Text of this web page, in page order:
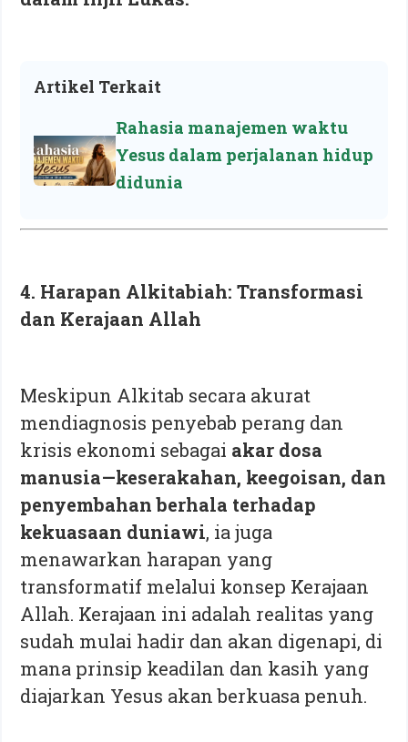
Artikel Terkait
Rahasia manajemen waktu
Yesus dalam perjalanan hidup
didunia
4. Harapan Alkitabiah: Transformasi
dan Kerajaan Allah
Meskipun Alkitab secara akurat
mendiagnosis penyebab perang dan
krisis ekonomi sebagai akar dosa
manusia—keserakahan, keegoisan, dan
penyembahan berhala terhadap
kekuasaan duniawi, ia juga
menawarkan harapan yang
transformatif melalui konsep Kerajaan
Allah. Kerajaan ini adalah realitas yang
sudah mulai hadir dan akan digenapi, di
mana prinsip keadilan dan kasih yang
diajarkan Yesus akan berkuasa penuh.